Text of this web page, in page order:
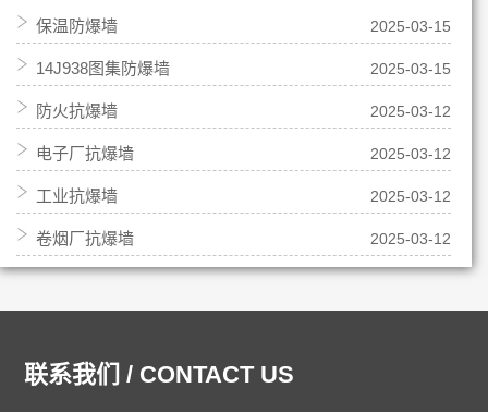
保温防爆墙 2025-03-15
14J938图集防爆墙 2025-03-15
防火抗爆墙 2025-03-12
电子厂抗爆墙 2025-03-12
工业抗爆墙 2025-03-12
卷烟厂抗爆墙 2025-03-12
联系我们 / CONTACT US